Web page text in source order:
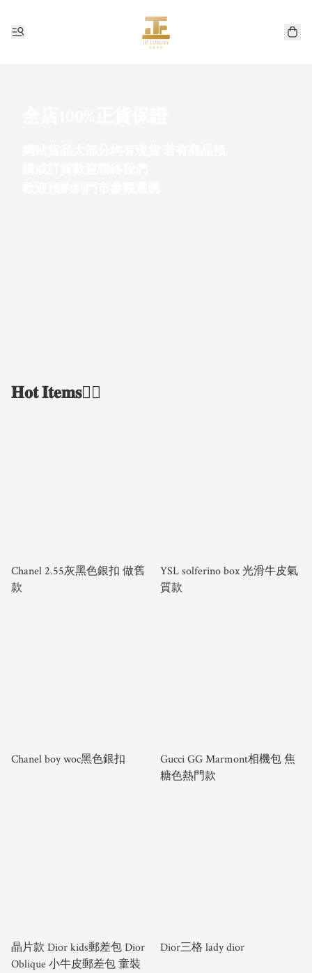
𝐇𝐨𝐭 𝐈𝐭𝐞𝐦𝐬❤️‍🔥
Chanel 2.55灰黑色銀扣 做舊
款
YSL solferino box 光滑牛皮氣
質款
Chanel boy woc黑色銀扣
Gucci GG Marmont相機包 焦
糖色熱門款
晶片款 Dior kids郵差包 Dior
Oblique 小牛皮郵差包 童裝
Dior三格 lady dior